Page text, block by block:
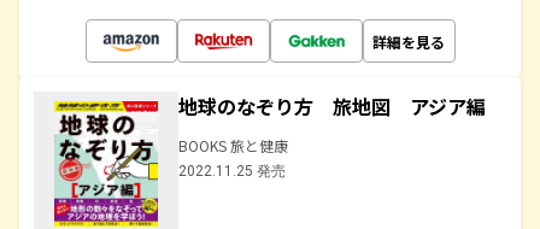
詳細を見る
地球のなぞり方 旅地図 アジア編
BOOKS 旅と健康
2022.11.25 発売